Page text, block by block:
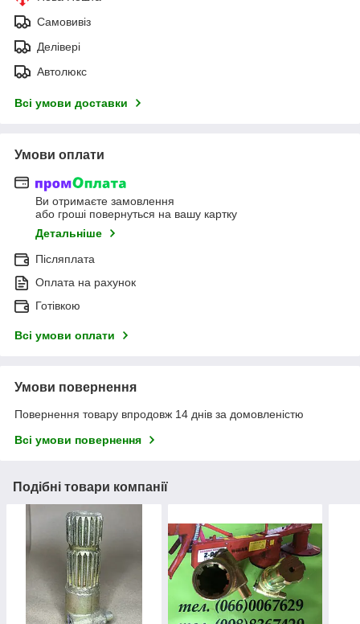
Самовивіз
Делівері
Автолюкс
Всі умови доставки
Умови оплати
Ви отримаєте замовлення
або гроші повернуться на вашу картку
Детальніше
Післяплата
Оплата на рахунок
Готівкою
Всі умови оплати
Умови повернення
Повернення товару впродовж 14 днів за домовленістю
Всі умови повернення
Подібні товари компанії